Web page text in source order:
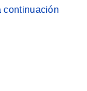
continuación